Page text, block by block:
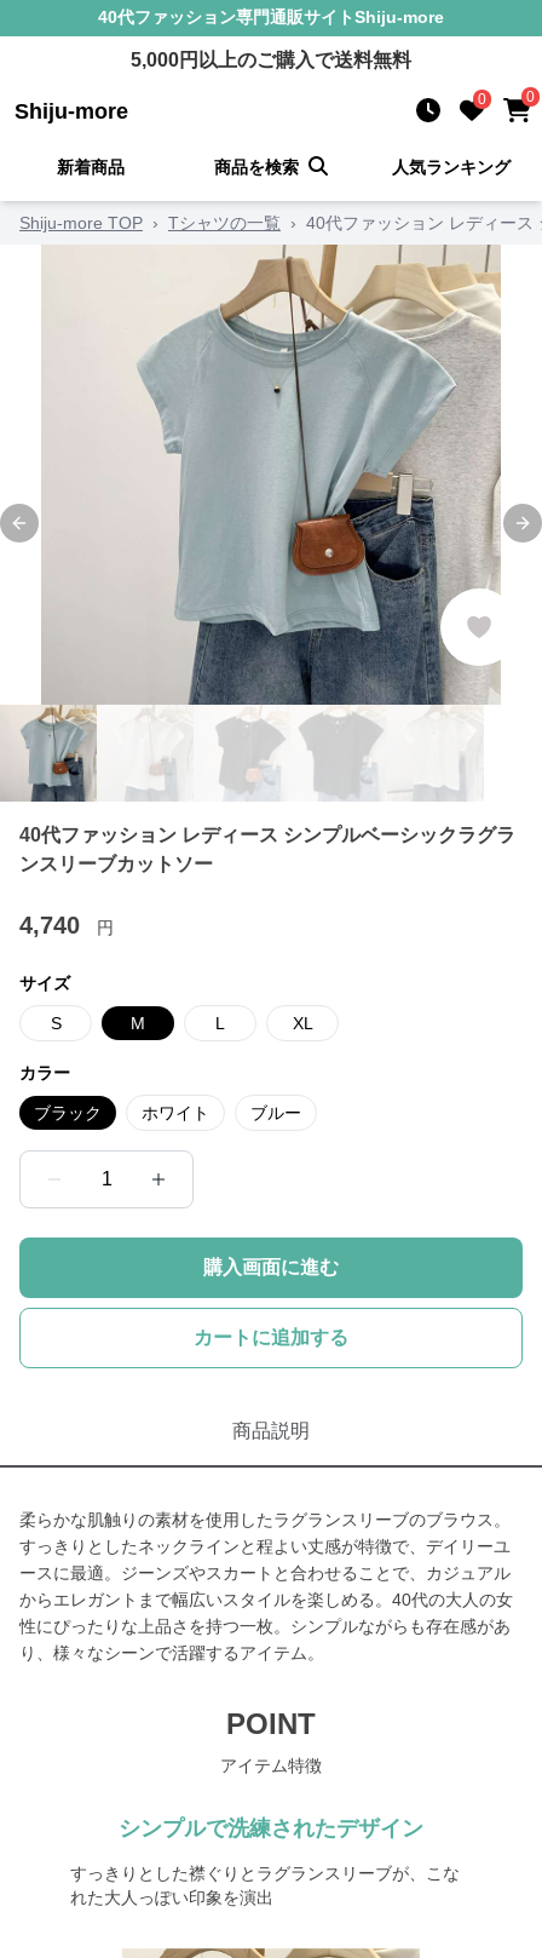
40代ファッション専門通販サイトShiju-more
5,000円以上のご購入で送料無料
Shiju-more 0 0
新着商品 商品を検索 人気ランキング
Shiju-more TOP › Tシャツの一覧 › 40代ファッション レディース
Previous slide
40代ファッション レディース シンプルベーシックラグラ
ンスリーブカットソー
4,740 円
サイズ
S M L XL
カラー
ブラック ホワイト ブルー
1
購入画面に進む
カートに追加する
商品説明
柔らかな肌触りの素材を使用したラグランスリーブのブラウス。
すっきりとしたネックラインと程よい丈感が特徴で、デイリーユ
ースに最適。ジーンズやスカートと合わせることで、カジュアル
からエレガントまで幅広いスタイルを楽しめる。40代の大人の女
性にぴったりな上品さを持つ一枚。シンプルながらも存在感があ
り、様々なシーンで活躍するアイテム。
POINT
アイテム特徴
シンプルで洗練されたデザイン
すっきりとした襟ぐりとラグランスリーブが、こな
れた大人っぽい印象を演出